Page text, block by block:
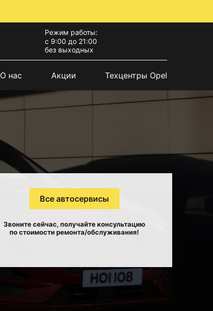
Режим работы:
с 9:00 до 21:00
без выходных
О нас Акции Техцентры Opel
Все автосервисы
Звоните сейчас, получайте консультацию
по стоимости ремонта/обслуживания!